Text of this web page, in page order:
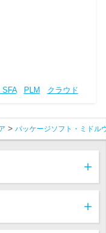
SFA PLM クラウド
パッケージソフト・ミドル